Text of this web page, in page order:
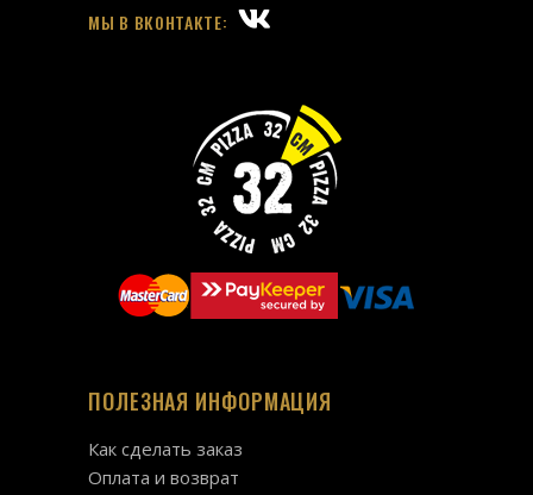
МЫ В ВКОНТАКТЕ:
ПОЛЕЗНАЯ ИНФОРМАЦИЯ
Как сделать заказ
Оплата и возврат